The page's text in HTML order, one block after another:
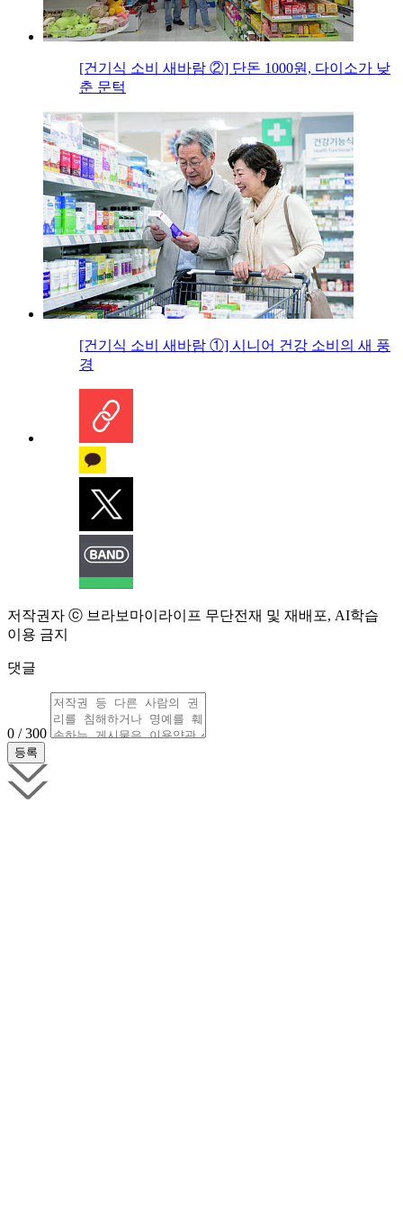
[건기식 소비 새바람 ②] 단돈 1000원, 다이소가 낮
춘 문턱
[건기식 소비 새바람 ①] 시니어 건강 소비의 새 풍
경
저작권자 ⓒ 브라보마이라이프 무단전재 및 재배포, AI학습
이용 금지
댓글
0 / 300